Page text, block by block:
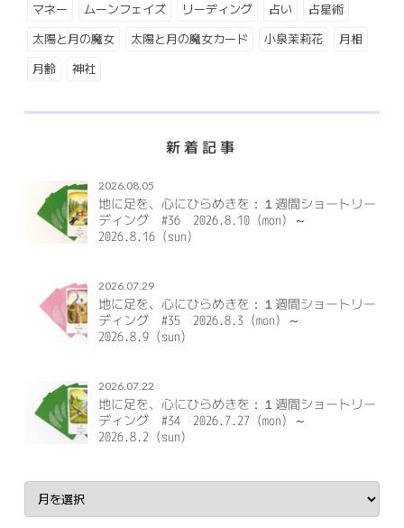
マネー ムーンフェイズ リーディング 占い 占星術
太陽と月の魔女 太陽と月の魔女カード 小泉茉莉花 月相
月齢 神社
新着記事
2026.08.05
地に足を、心にひらめきを：１週間ショートリー
ディング #36 2026.8.10（mon）～
2026.8.16（sun）
2026.07.29
地に足を、心にひらめきを：１週間ショートリー
ディング #35 2026.8.3（mon）～
2026.8.9（sun）
2026.07.22
地に足を、心にひらめきを：１週間ショートリー
ディング #34 2026.7.27（mon）～
2026.8.2（sun）